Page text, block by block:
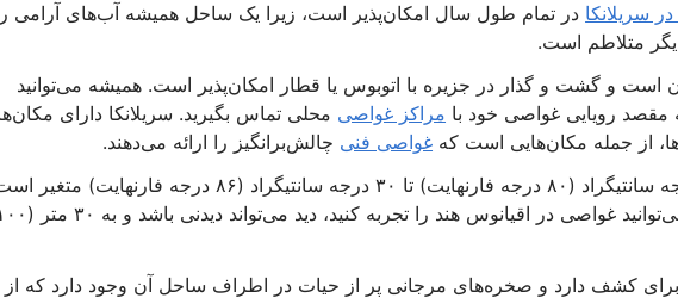
سریلانکا در تمام طول سال امکان‌پذیر است، زیرا یک ساحل همیشه آب‌های آرامی
متلاطم است.
است و گشت و گذار در جزیره با اتوبوس یا قطار امکان‌پذیر است. همیشه می‌توانید
مقصد رویایی غواصی خود با مراکز غواصی محلی تماس بگیرید. سریلانکا دارای
از جمله مکان‌هایی است که غواصی فنی چالش‌برانگیز را ارائه می‌دهند.
دمای آب در طول سال از ۲۷ درجه سانتیگراد (۸۰ درجه فارنهایت) تا ۳۰ درجه سانتیگراد (۸۶ درجه فارنهایت)
همانند بسیاری از مکان‌هایی که می‌توانید غواصی در اقیانوس هند را تجربه کنید، دید می‌تواند
۵۰ لاشه کشتی برای کشف دارد و صخره‌های مرجانی پر از حیات در اطراف ساحل آن وجود دارد که از